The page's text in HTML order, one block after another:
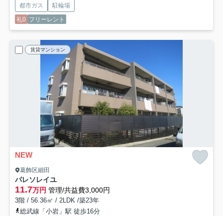
都市ガス
駐輪場
礼0 フリーレント
賃貸マンション
NEW
葛飾区細田
パレソレイユ
11.7万円 管理/共益費3,000円
3階 / 56.36㎡ / 2LDK /築23年
総武線「小岩」駅 徒歩16分